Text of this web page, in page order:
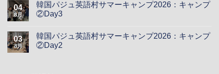
04
8月
韓国パジュ英語村サマーキャンプ2026：キャンプ
②Day3
03
8月
韓国パジュ英語村サマーキャンプ2026：キャンプ
②Day2